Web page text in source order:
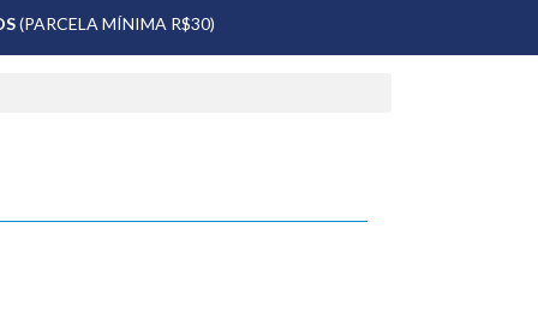
(PARCELA MÍNIMA R$30)